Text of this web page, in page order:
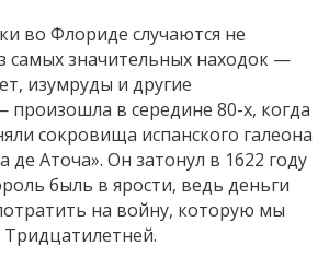
во Флориде случаются не
самых значительных находок —
изумруды и другие
произошла в середине 80-х, когда
сокровища испанского галеона
де Аточа». Он затонул в 1622 году
быль в ярости, ведь деньги
на войну, которую мы